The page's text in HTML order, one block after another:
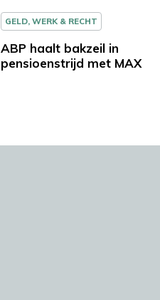
GELD, WERK & RECHT
ABP haalt bakzeil in
pensioenstrijd met MAX